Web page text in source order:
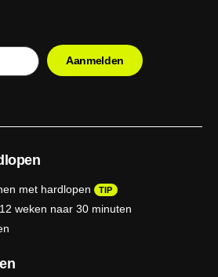
met hardlopen TIP
weken naar 30 minuten